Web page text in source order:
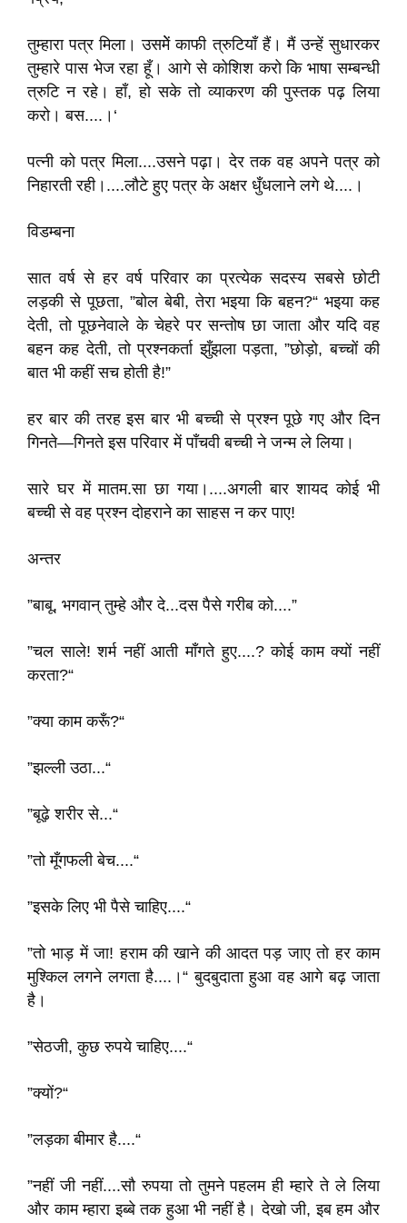
तुम्हारा पत्र मिला। उसमेें काफी त्रुटियाँ हैं। मैं उन्हें सुधारकर
तुम्हारे पास भेज रहा हूँ। आगे से कोशिश करो कि भाषा सम्बन्धी
त्रुटि न रहे। हाँ, हो सके तो व्याकरण की पुस्तक पढ़ लिया
करो। बस....।‘
पत्नी को पत्र मिला....उसने पढ़ा। देर तक वह अपने पत्र को
निहारती रही।....लौटे हुए पत्र के अक्षर धुँधलाने लगे थे....।
विडम्बना
सात वर्ष से हर वर्ष परिवार का प्रत्येक सदस्य सबसे छोटी
लड़की से पूछता, ”बोल बेबी, तेरा भइया कि बहन?“ भइया कह
देती, तो पूछनेवाले के चेहरे पर सन्तोष छा जाता और यदि वह
बहन कह देती, तो प्रश्नकर्ता झुँझला पड़ता, ”छोड़ो, बच्चों की
बात भी कहीं सच होती है!”
हर बार की तरह इस बार भी बच्ची से प्रश्न पूछे गए और दिन
गिनते—गिनते इस परिवार में पाँचवी बच्ची ने जन्म ले लिया।
सारे घर में मातम.सा छा गया।....अगली बार शायद कोई भी
बच्ची से वह प्रश्न दोहराने का साहस न कर पाए!
अन्तर
”बाबू, भगवान्‌ तुम्हे और दे...दस पैसे गरीब को....”
”चल साले! शर्म नहीं आती माँगते हुए....? कोई काम क्यों नहीं
करता?“
”क्या काम करूँ?“
”झल्ली उठा...“
”बूढ़े शरीर से...“
”तो मूँगफली बेच....“
”इसके लिए भी पैसे चाहिए....“
”तो भाड़ में जा! हराम की खाने की आदत पड़ जाए तो हर काम
मुश्किल लगने लगता है....।“ बुदबुदाता हुआ वह आगे बढ़ जाता
है।
”सेठजी, कुछ रुपये चाहिए....“
”क्यों?“
”लड़का बीमार है....“
”नहीं जी नहीं....सौ रुपया तो तुमने पहलम ही म्हारे ते ले लिया
और काम म्हारा इब्बे तक हुआ भी नहीं है। देखो जी, इब हम और